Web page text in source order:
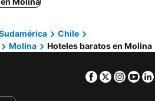
Chile
Molina Hoteles baratos en Molina
Facebook
Twitter